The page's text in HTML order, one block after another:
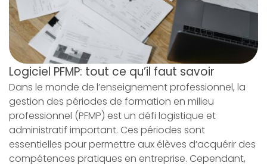
Logiciel PFMP: tout ce qu’il faut savoir
Dans le monde de l’enseignement professionnel, la
gestion des périodes de formation en milieu
professionnel (PFMP) est un défi logistique et
administratif important. Ces périodes sont
essentielles pour permettre aux élèves d’acquérir des
compétences pratiques en entreprise. Cependant,